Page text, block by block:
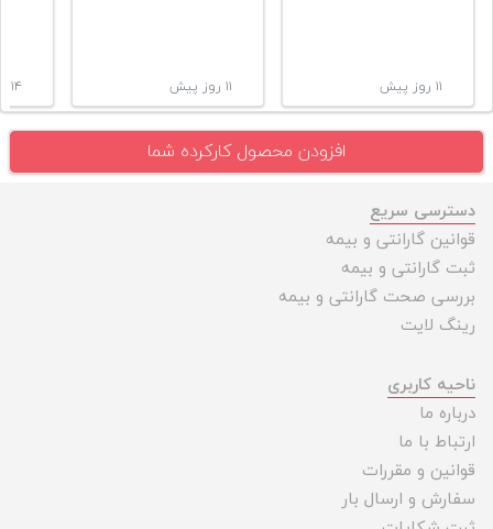
۱۱ روز پیش ۱۱ روز پیش ۱۴ روز پیش
افزودن محصول کارکرده شما
دسترسی سریع
قوانین گارانتی و بیمه
ثبت گارانتی و بیمه
بررسی صحت گارانتی و بیمه
رینگ لایت
ناحیه کاربری
درباره ما
ارتباط با ما
قوانین و مقررات
سفارش و ارسال بار